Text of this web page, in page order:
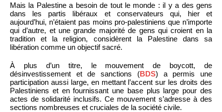
Mais la Palestine a besoin de tout le monde : il y a des gens
dans les partis libéraux et conservateurs qui, hier et
aujourd’hui, n’étaient pas moins pro-palestiniens que n’importe
qui d’autre, et une grande majorité de gens qui croient en la
tradition et la religion, considèrent la Palestine dans sa
libération comme un objectif sacré.
À plus d’un titre, le mouvement de boycott, de
désinvestissement et de sanctions (BDS) a permis une
participation aussi large, en mettant l’accent sur les droits des
Palestiniens et en fournissant une base plus large pour des
actes de solidarité inclusifs. Ce mouvement s’adresse à des
sections nombreuses et cruciales de la société civile.